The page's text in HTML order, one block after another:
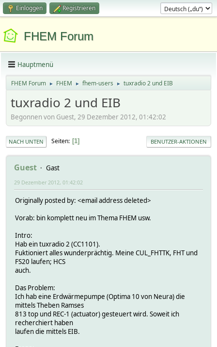
Einloggen Registrieren
FHEM Forum
Hauptmenü
FHEM Forum ► FHEM ► fhem-users ► tuxradio 2 und EIB
tuxradio 2 und EIB
Begonnen von Guest, 29 Dezember 2012, 01:42:02
NACH UNTEN Seiten 1 BENUTZER-AKTIONEN
Guest Gast
29 Dezember 2012, 01:42:02
Originally posted by: <email address deleted>
Vorab: bin komplett neu im Thema FHEM usw.
Intro:
Hab ein tuxradio 2 (CC1101).
Fuktioniert alles wunderprächtig. Meine CUL_FHTTK, FHT und
FS20 laufen; HCS
auch.
Das Problem:
Ich hab eine Erdwärmepumpe (Optima 10 von Neura) die
mittels Theben Ramses
813 top und REC-1 (actuator) gesteuert wird. Soweit ich
recherchiert haben
laufen die mittels EIB.